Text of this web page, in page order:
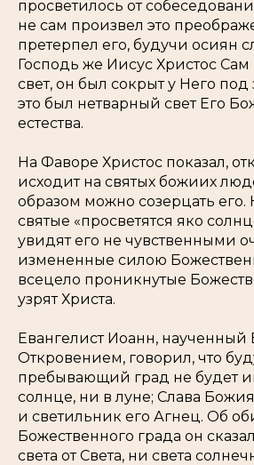
просветилось от
не сам произвел это
претерпел его, будучи осиян
Господь же Иисус Христос Сам
свет, он был сокрыт у Него под
это был нетварный свет Его
естества.
На Фаворе Христос показал,
исходит на святых божиих
образом можно созерцать его.
святые «просветятся яко
увидят его не чувственными
измененные силою
всецело проникнутые
узрят Христа.
Евангелист Иоанн,
Откровением, говорил, что
пребывающий град не будет
солнце, ни в луне; Слава
и светильник его Агнец. Об
Божественного града он
света от Света, ни света